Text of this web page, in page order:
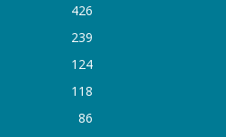
426
239
124
118
86